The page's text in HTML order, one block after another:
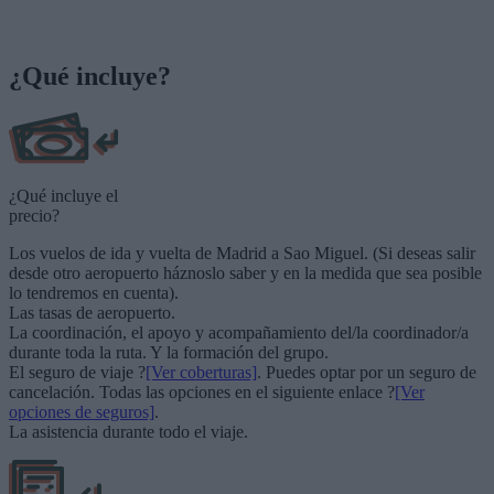
¿Qué incluye?
¿Qué incluye el
precio?
Los vuelos de ida y vuelta de Madrid a Sao Miguel. (Si deseas salir
desde otro aeropuerto háznoslo saber y en la medida que sea posible
lo tendremos en cuenta).
Las tasas de aeropuerto.
La coordinación, el apoyo y acompañamiento del/la coordinador/a
durante toda la ruta. Y la formación del grupo.
El seguro de viaje ?[Ver coberturas]. Puedes optar por un seguro de
cancelación. Todas las opciones en el siguiente enlace ?[Ver
opciones de seguros].
La asistencia durante todo el viaje.